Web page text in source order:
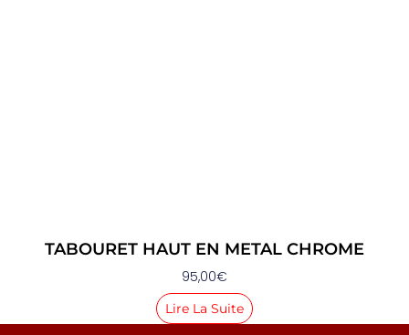
TABOURET HAUT EN METAL CHROME
95,00€
Lire La Suite